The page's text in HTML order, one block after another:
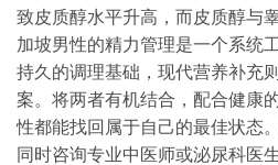
致皮质醇水平升高，而皮质醇与
加坡男性的精力管理是一个系统
持久的调理基础，现代营养补充
案。将两者有机结合，配合健康
性都能找回属于自己的最佳状态
同时咨询专业中医师或泌尿科医